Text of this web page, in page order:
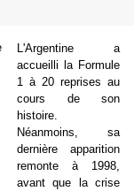
L'Argentine a
accueilli la Formule
1 à 20 reprises au
cours de son
histoire.
Néanmoins, sa
dernière apparition
remonte à 1998,
avant que la crise